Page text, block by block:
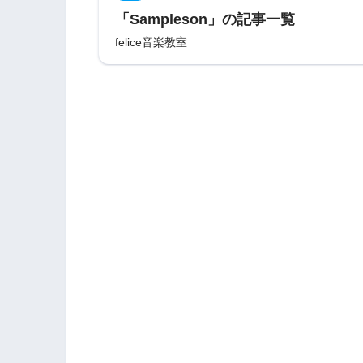
「Sampleson」の記事一覧
felice音楽教室